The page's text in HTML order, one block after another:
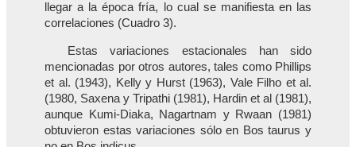
llegar a la época fría, lo cual se manifiesta en las
correlaciones (Cuadro 3).
Estas variaciones estacionales han sido
mencionadas por otros autores, tales como Phillips
et al. (1943), Kelly y Hurst (1963), Vale Filho et al.
(1980, Saxena y Tripathi (1981), Hardin et al (1981),
aunque Kumi-Diaka, Nagartnam y Rwaan (1981)
obtuvieron estas variaciones sólo en Bos taurus y